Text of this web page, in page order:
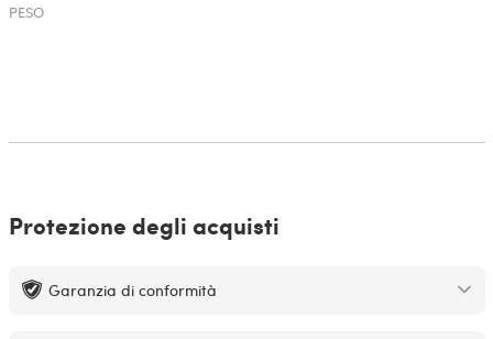
PESO
Protezione degli acquisti
Garanzia di conformità